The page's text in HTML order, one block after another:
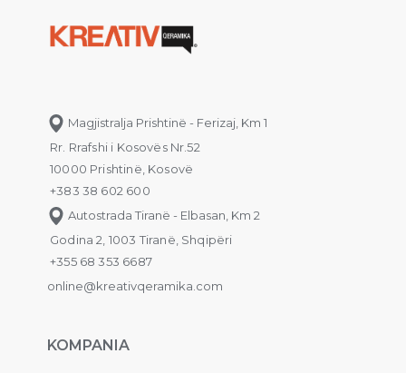
Magjistralja Prishtinë - Ferizaj, Km 1
Rr. Rrafshi i Kosovës Nr.52
10000 Prishtinë, Kosovë
+383 38 602 600
Autostrada Tiranë - Elbasan, Km 2
Godina 2, 1003 Tiranë, Shqipëri
+355 68 353 6687
online@kreativqeramika.com
KOMPANIA